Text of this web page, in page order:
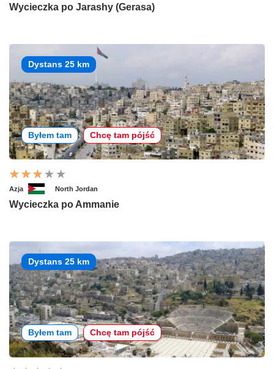
Wycieczka po Jarashy (Gerasa)
Dystans 25 km
Byłem tam Chcę tam pójść
Azja North Jordan
Wycieczka po Ammanie
Dystans 25 km
Byłem tam Chcę tam pójść